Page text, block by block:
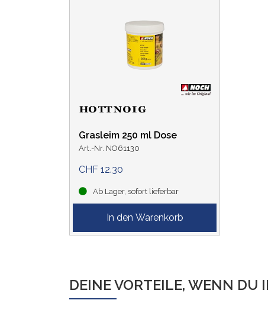
Grasleim 250 ml Dose
Art.-Nr. NO61130
CHF 12.30
Ab Lager, sofort lieferbar
DEINE VORTEILE, WENN DU